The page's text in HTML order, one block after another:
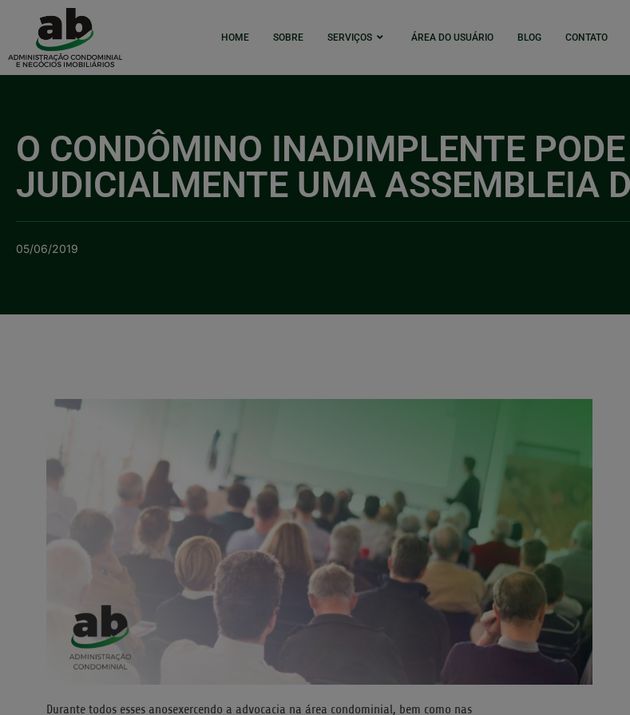
HOME SOBRE SERVIÇOS ÁREA DO USUÁRIO BLOG CONTATO
O CONDÔMINO INADIMPLENTE
JUDICIALMENTE UMA ASSEMBLEIA
05/06/2019
Durante todos esses anosexercendo a advocacia na área condominial, bem como nas